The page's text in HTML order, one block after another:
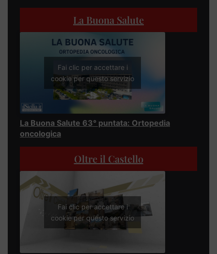
La Buona Salute
Fai clic per accettare i
cookie per questo servizio
La Buona Salute 63° puntata: Ortopedia
oncologica
Oltre il Castello
Fai clic per accettare i
cookie per questo servizio